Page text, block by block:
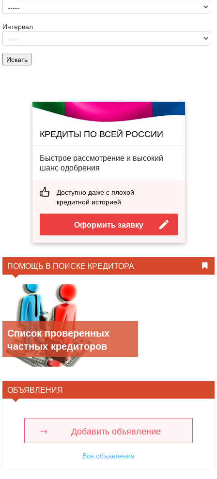
Интервал
КРЕДИТЫ ПО ВСЕЙ РОССИИ
Быстрое рассмотрение и высокий
шанс одобрения
Доступно даже с плохой
кредитной историей
Оформить заявку
ПОМОЩЬ В ПОИСКЕ КРЕДИТОРА
Список проверенных
частных кредиторов
ОБЪЯВЛЕНИЯ
Добавить объявление
Все объявления